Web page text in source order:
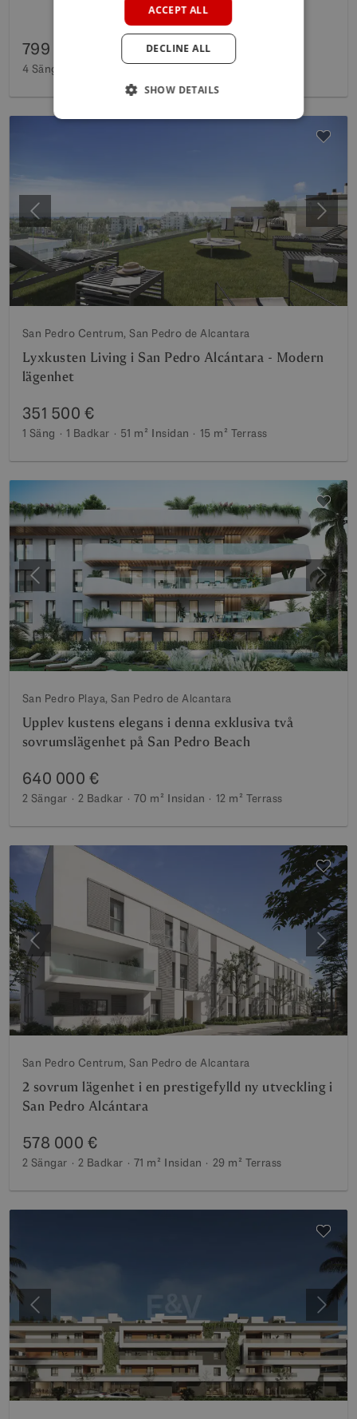
799 000 €
4 Sängar 183 m² Insidan 57 m²
Föregående Nästa
San Pedro Centrum, San Pedro de Alcantara
Lyxkusten Living i San Pedro Alcántara - Modern
lägenhet
351 500 €
1 Säng 1 Badkar 51 m² Insidan 15 m² Terrass
Föregående Nästa
San Pedro Playa, San Pedro de Alcantara
Upplev kustens elegans i denna exklusiva två
sovrumslägenhet på San Pedro Beach
640 000 €
2 Sängar 2 Badkar 70 m² Insidan 12 m² Terrass
Föregående Nästa
San Pedro Centrum, San Pedro de Alcantara
2 sovrum lägenhet i en prestigefylld ny utveckling i
San Pedro Alcántara
578 000 €
2 Sängar 2 Badkar 71 m² Insidan 29 m² Terrass
Föregående Nästa
ACCEPT ALL
DECLINE ALL
SHOW DETAILS